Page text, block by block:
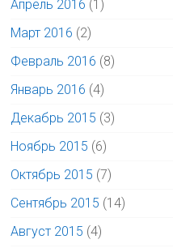
Апрель 2016 (1)
Март 2016 (2)
Февраль 2016 (8)
Январь 2016 (4)
Декабрь 2015 (3)
Ноябрь 2015 (6)
Октябрь 2015 (7)
Сентябрь 2015 (14)
Август 2015 (4)